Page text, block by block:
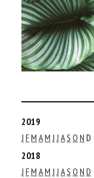
2019
J FM AM J J AS O N D
2018
J FM AM J J AS O N D